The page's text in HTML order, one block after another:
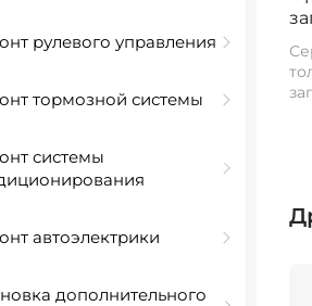
рулевого управления
тормозной системы
системы
автоэлектрики
дополнительного